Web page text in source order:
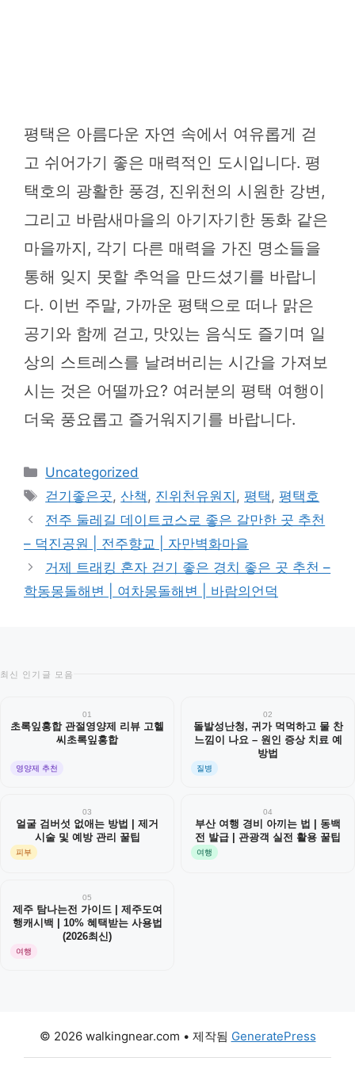
평택은 아름다운 자연 속에서 여유롭게 걷
고 쉬어가기 좋은 매력적인 도시입니다. 평
택호의 광활한 풍경, 진위천의 시원한 강변,
그리고 바람새마을의 아기자기한 동화 같은
마을까지, 각기 다른 매력을 가진 명소들을
통해 잊지 못할 추억을 만드셨기를 바랍니
다. 이번 주말, 가까운 평택으로 떠나 맑은
공기와 함께 걷고, 맛있는 음식도 즐기며 일
상의 스트레스를 날려버리는 시간을 가져보
시는 것은 어떨까요? 여러분의 평택 여행이
더욱 풍요롭고 즐거워지기를 바랍니다.
카
테
리
Uncategorized
태
그
걷기좋은곳,산책 , 진위천유원지 , 평택 , 평택호
전주 둘레길 데이트코스로 좋은 갈만한 곳 추천
– 덕진공원 | 전주향교 | 자만벽화마을
거제 트래킹 혼자 걷기 좋은 경치 좋은 곳 추천 –
학동몽돌해변 | 여차몽돌해변 | 바람의언덕
최신 인기글 모음
01
초록잎홍합 관절영양제 리뷰 고헬
씨초록잎홍합
영양제 추천
02
돌발성난청, 귀가 먹먹하고 물 찬
느낌이 나요 – 원인 증상 치료 예
방법
질병
03
얼굴 검버섯 없애는 방법 | 제거
시술 및 예방 관리 꿀팁
피부
04
부산 여행 경비 아끼는 법 | 동백
전 발급 | 관광객 실전 활용 꿀팁
여행
05
제주 탐나는전 가이드 | 제주도여
행캐시백 | 10% 혜택받는 사용법
(2026최신)
여행
© 2026 walkingnear.com • 제작됨 GeneratePress